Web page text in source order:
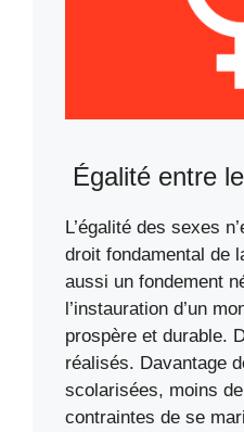
Égalité entre
L’égalité des sexes
droit fondamental de
aussi un fondement
l’instauration d’un
prospère et durable.
réalisés. Davantage
scolarisées, moins
contraintes de se